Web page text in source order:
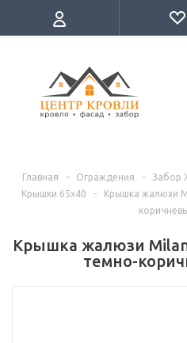
Главная - Ограждения - Забор
Крышки 65х40
-
Крышка жалюзи
Крышка жалюзи
темно-